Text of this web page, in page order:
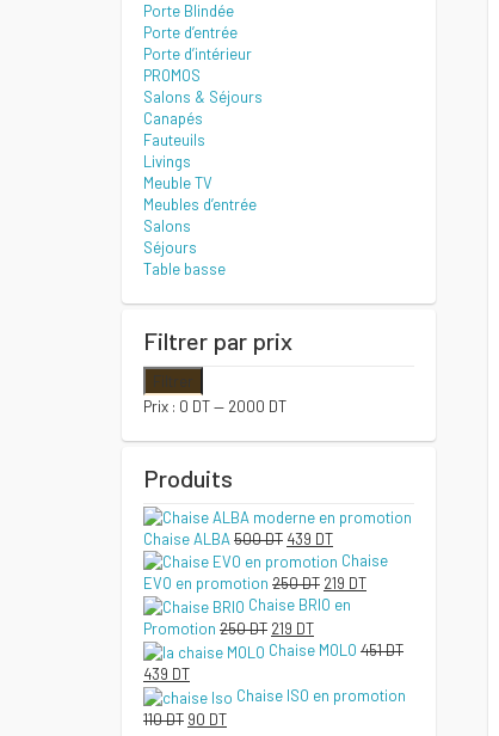
Porte Blindée
Porte d’entrée
Porte d’intérieur
PROMOS
Salons & Séjours
Canapés
Fauteuils
Livings
Meuble TV
Meubles d’entrée
Salons
Séjours
Table basse
Filtrer par prix
Prix
min
Prix
max
Filtrer
Prix : 0 DT— 2000 DT
Produits
Chaise ALBA 500DT Le
prix
initial
était :
500 DT.
439 DTLe
prix
actuel
est :
Chaise
EVO en promotion 250DT Le
prix
était :
219 DTLe
est :
Chaise BRIO en
Promotion 250DT Le
prix
était :
219 DTLe
prix
est :
Chaise MOLO 451DT
Le
prix
initial
439 DTLe
prix
actuel
Chaise ISO en promotion
110DT Le
90 DTLe